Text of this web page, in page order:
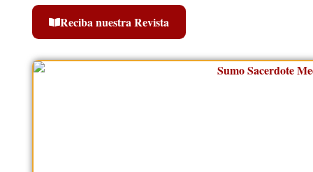
Reciba nuestra Revista